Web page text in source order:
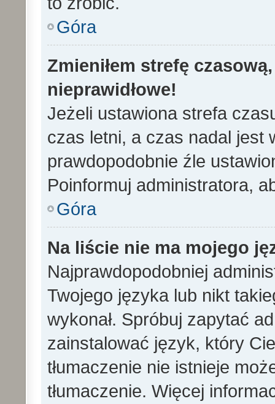
Góra
Zmieniłem strefę
nieprawidłowe!
Jeżeli ustawiona strefa
czas letni, a czas nadal jest
prawdopodobnie źle
Poinformuj administratora,
Góra
Na liście nie ma mojego
Najprawdopodobniej
Twojego języka lub nikt
wykonał. Spróbuj zapytać
zainstalować język, który
tłumaczenie nie istnieje
tłumaczenie. Więcej